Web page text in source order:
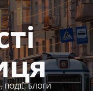
ПОДІЇ, БЛОГИ